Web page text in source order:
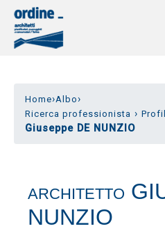
Home›Albo›
Ricerca professionista ›
Giuseppe DE NUNZIO
ARCHITETTO
NUNZIO